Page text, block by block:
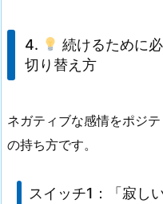
4.
続けるために
切り替え方
ネガティブな感情をポジ
の持ち方です。
スイッチ1：「寂し